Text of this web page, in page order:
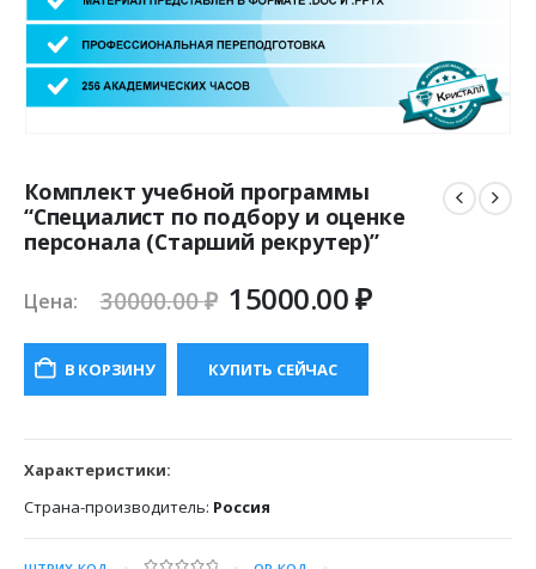
Комплект учебной программы
“Специалист по подбору и оценке
персонала (Старший рекрутер)”
Цена: 30000.00₽ Первоначальная
составляла
30000.00 ₽.
15000.00₽Текущая
В КОРЗИНУ КУПИТЬ СЕЙЧАС
Характеристики:
Страна-производитель: Россия